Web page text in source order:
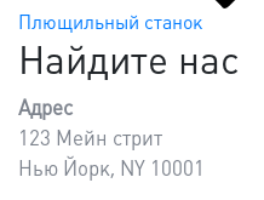
Плющильный станок
Найдите нас
Адрес
123 Мейн стрит
Нью Йорк, NY 10001